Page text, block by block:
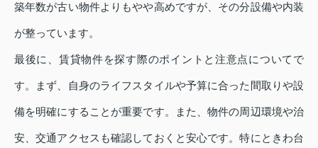
築年数が古い物件よりもやや高めですが、その分設備や内装
が整っています。
最後に、賃貸物件を探す際のポイントと注意点についてで
す。まず、自身のライフスタイルや予算に合った間取りや設
備を明確にすることが重要です。また、物件の周辺環境や治
安、交通アクセスも確認しておくと安心です。特にときわ台